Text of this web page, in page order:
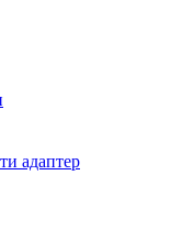
адаптер